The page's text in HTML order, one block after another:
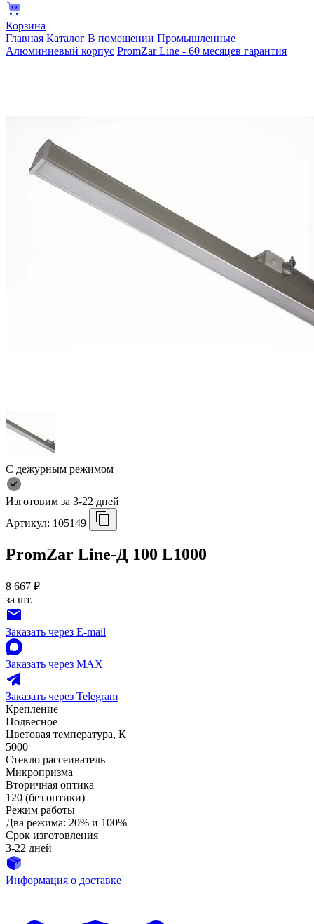
Корзина
Главная Каталог В помещении Промышленные
Алюминиевый корпус PromZar Line - 60 месяцев гарантия
С дежурным режимом
Изготовим за 3-22 дней
Артикул: 105149
PromZar Line-Д 100 L1000
8 667 ₽
за шт.
Заказать через E-mail
Заказать через MAX
Заказать через Telegram
Крепление
Подвесное
Цветовая температура, К
5000
Стекло рассеиватель
Микропризма
Вторичная оптика
120 (без оптики)
Режим работы
Два режима: 20% и 100%
Срок изготовления
3-22 дней
Информация о доставке